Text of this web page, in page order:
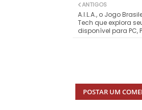
ANTIGOS
A.I.L.A., o Jogo
Tech que explora
disponível para PC,
POSTAR UM